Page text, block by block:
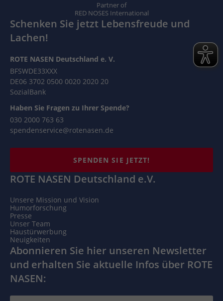
Partner of
RED NOSES International
Schenken Sie jetzt Lebensfreude und
Lachen!
ROTE NASEN Deutschland e. V.
BFSWDE33XXX
DE06 3702 0500 0020 2020 20
SozialBank
Haben Sie Fragen zu Ihrer Spende?
030 2000 763 63
spendenservice@rotenasen.de
SPENDEN SIE JETZT!
ROTE NASEN Deutschland e.V.
Unsere Mission und Vision
Humorforschung
Presse
Unser Team
Haustürwerbung
Neuigkeiten
Abonnieren Sie hier unseren Newsletter
und erhalten Sie aktuelle Infos über ROTE
NASEN: